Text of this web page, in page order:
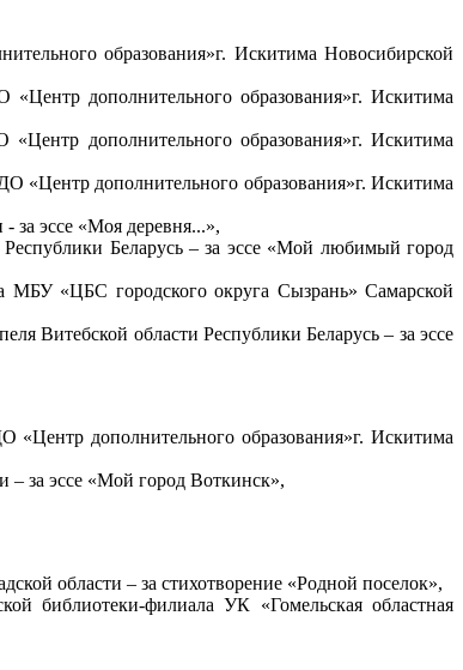
образования»г. Искитима Новосибирской
дополнительного образования»г. Искитима
дополнительного образования»г. Искитима
«Центр дополнительного образования»г. Искитима
эссе «Моя деревня...»,
Беларусь – за эссе «Мой любимый город
«ЦБС городского округа Сызрань» Самарской
Витебской области Республики Беларусь – за эссе
дополнительного образования»г. Искитима
за эссе «Мой город Воткинск»,
области – за стихотворение «Родной поселок»,
библиотеки-филиала УК «Гомельская областная